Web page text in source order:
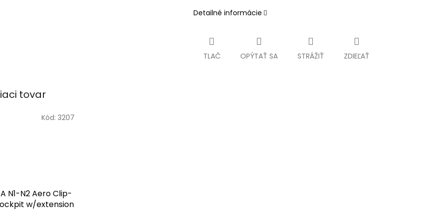
Detailné informácie
TLAČ OPÝTAŤ SA STRÁŽIŤ ZDIEĽAŤ
tovar
N1-N2 Aero Clip-
w/extension
Kód: 3207